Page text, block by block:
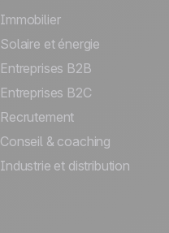
Immobilier
Solaire et énergie
Entreprises B2B
Entreprises B2C
Recrutement
Conseil & coaching
Industrie et distribution